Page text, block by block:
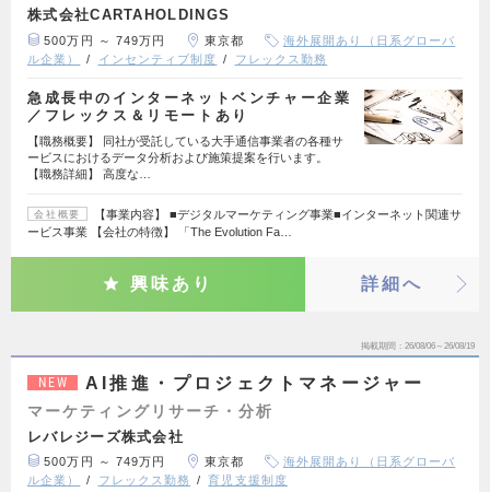
株式会社CARTAHOLDINGS
500万円 ～ 749万円 東京都
海外展開あり（日系グローバ
ル企業）
インセンティブ制度 フレックス勤務
急成長中のインターネットベンチャー企業
／フレックス＆リモートあり
【職務概要】 同社が受託している大手通信事業者の各種サ
ービスにおけるデータ分析および施策提案を行います。
【職務詳細】 高度な…
会社概要
【事業内容】 ■デジタルマーケティング事業■インターネット関連サ
ービス事業 【会社の特徴】 「The Evolution Fa…
興味あり 詳細へ
掲載期間 26/08/06～26/08/19
NEW AI推進・プロジェクトマネージャー
マーケティングリサーチ・分析
レバレジーズ株式会社
500万円 ～ 749万円 東京都
海外展開あり（日系グローバ
ル企業）
フレックス勤務 育児支援制度